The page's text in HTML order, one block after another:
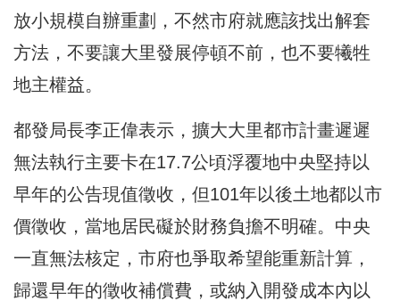
放小規模自辦重劃，不然市府就應該找出解套
方法，不要讓大里發展停頓不前，也不要犧牲
地主權益。
都發局長李正偉表示，擴大大里都市計畫遲遲
無法執行主要卡在17.7公頃浮覆地中央堅持以
早年的公告現值徵收，但101年以後土地都以市
價徵收，當地居民礙於財務負擔不明確。中央
一直無法核定，市府也爭取希望能重新計算，
歸還早年的徵收補償費，或納入開發成本內以